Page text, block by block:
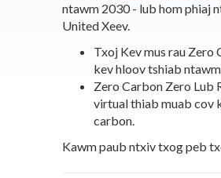
ntawm 2030 - lub hom phiaj
United Xeev.
Txoj Kev mus rau Zero
kev hloov tshiab
Zero Carbon Zero Lub
virtual thiab muab cov
carbon.
Kawm paub ntxiv txog peb